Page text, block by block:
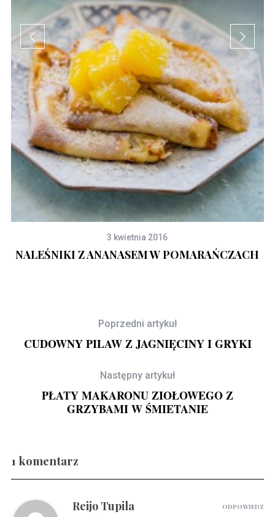
3 kwietnia 2016
NALEŚNIKI Z ANANASEM W POMARAŃCZACH
Gravlax w ginie
Poprzedni artykuł
CUDOWNY PILAW Z JAGNIĘCINY I GRYKI
Następny artykuł
PŁATY MAKARONU ZIOŁOWEGO Z
GRZYBAMI W ŚMIETANIE
1 komentarz
Reijo Tupila ODPOWIEDZ